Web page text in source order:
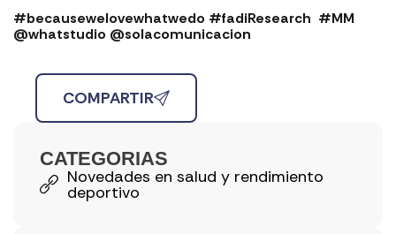
#becausewelovewhatwedo #fadiResearch #MM
@whatstudio @solacomunicacion
COMPARTIR
CATEGORIAS
Novedades en salud y rendimiento
deportivo